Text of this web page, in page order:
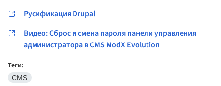
Русификация Drupal
Видео: Сброс и смена пароля панели управления
администратора в CMS ModX Evolution
Теги:
CMS